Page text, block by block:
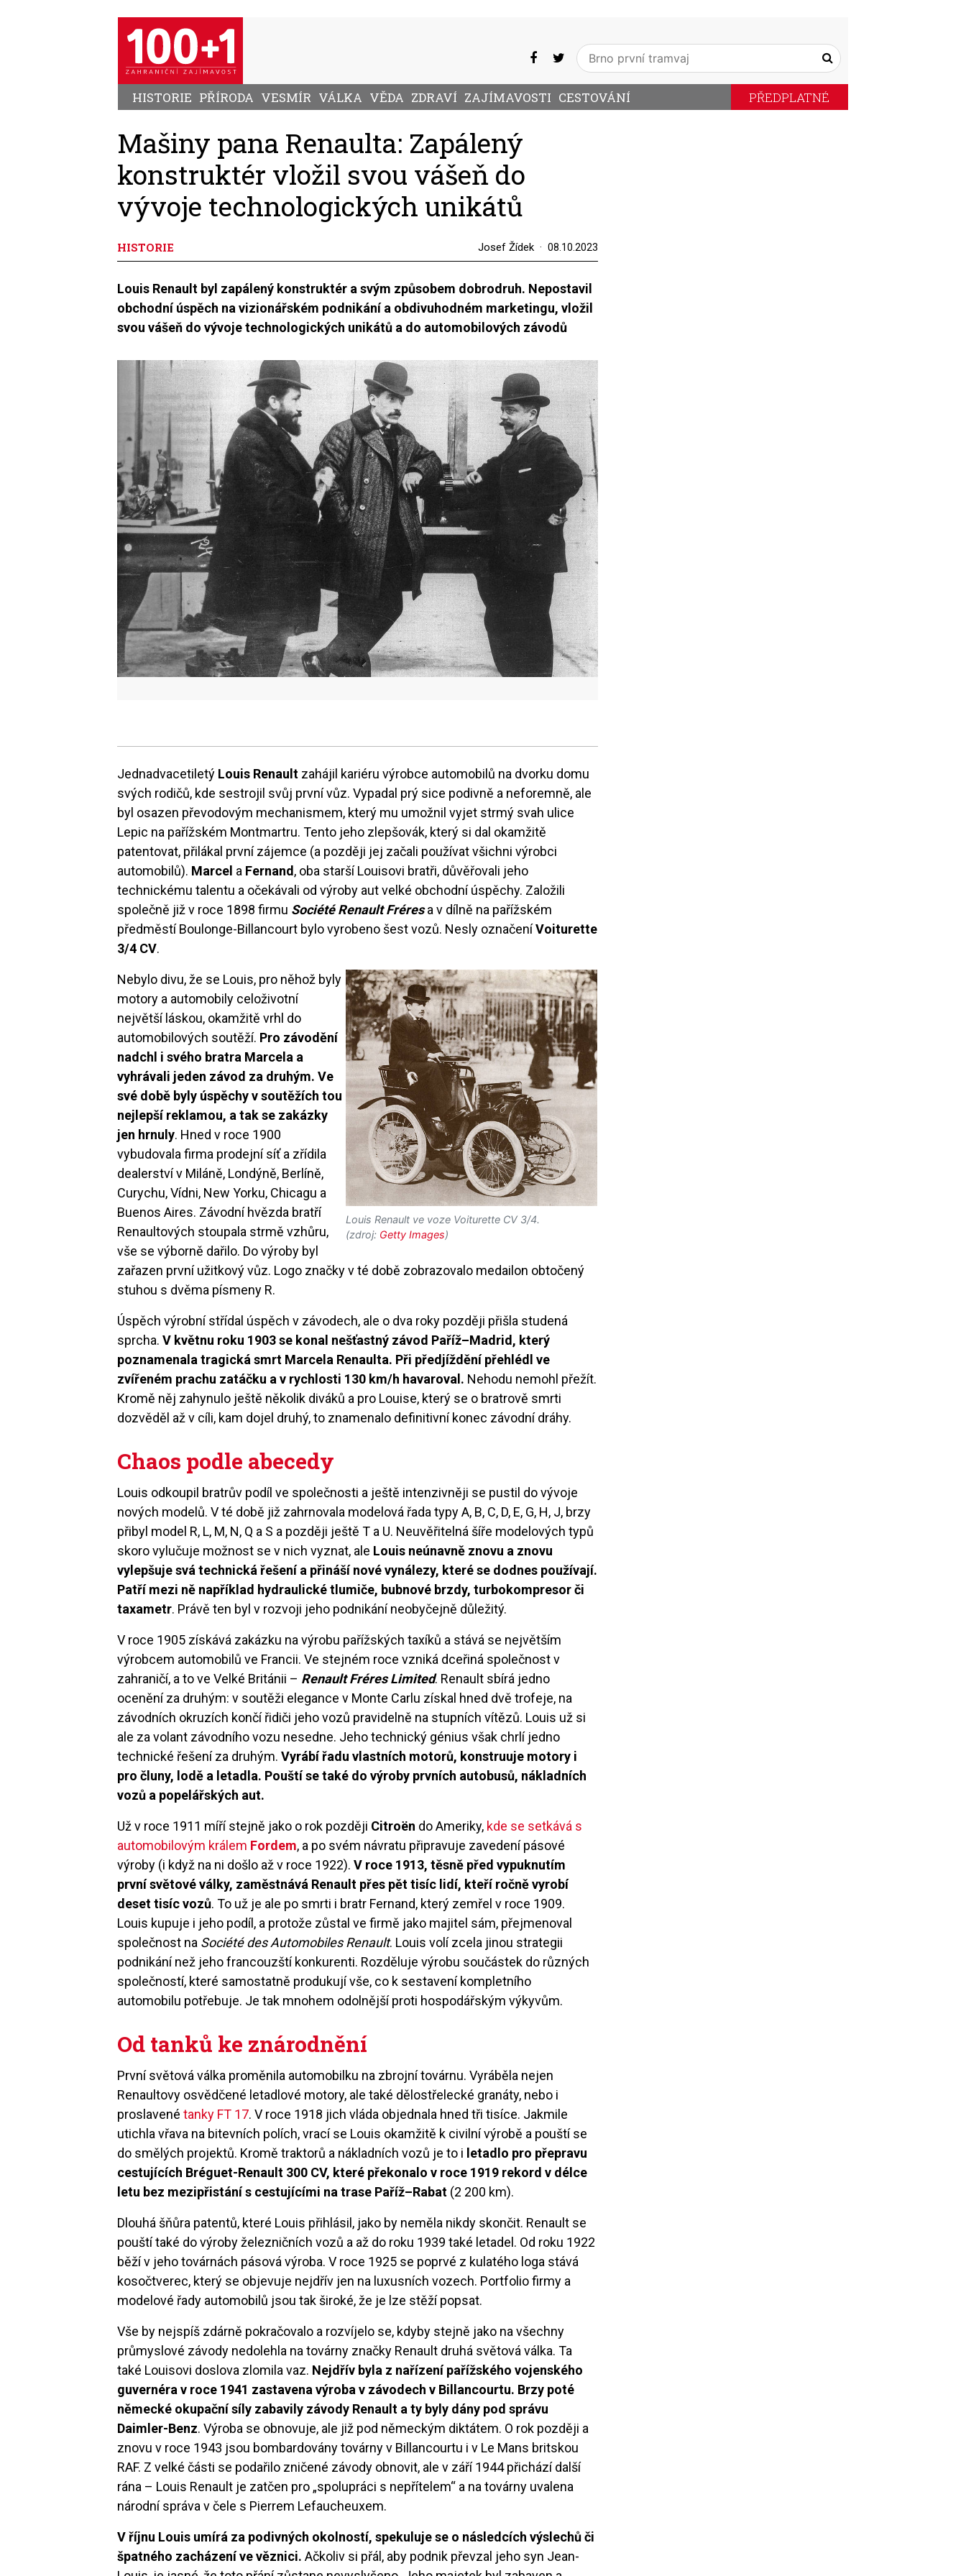
HISTORIE PŘÍRODA VESMÍR VÁLKA VĚDA ZDRAVÍ ZAJÍMAVOSTI CESTOVÁNÍ PŘEDPLATNÉ
Mašiny pana Renaulta: Zapálený
konstruktér vložil svou vášeň do
vývoje technologických unikátů
HISTORIE Josef Žídek 08.10.2023
Louis Renault byl zapálený konstruktér a svým způsobem dobrodruh. Nepostavil
obchodní úspěch na vizionářském podnikání a obdivuhodném marketingu, vložil
svou vášeň do vývoje technologických unikátů a do automobilových závodů
Jednadvacetiletý Louis Renault zahájil kariéru výrobce automobilů na dvorku domu
svých rodičů, kde sestrojil svůj první vůz. Vypadal prý sice podivně a neforemně, ale
byl osazen převodovým mechanismem, který mu umožnil vyjet strmý svah ulice
Lepic na pařížském Montmartru. Tento jeho zlepšovák, který si dal okamžitě
patentovat, přilákal první zájemce (a později jej začali používat všichni výrobci
automobilů). Marcel a Fernand , oba starší Louisovi bratři, důvěřovali jeho
technickému talentu a očekávali od výroby aut velké obchodní úspěchy. Založili
společně již v roce 1898 firmu Société Renault Fréresa v dílně na pařížském
předměstí Boulonge-Billancourt bylo vyrobeno šest vozů. Nesly označeníVoiturette
3/4 CV.
Louis Renault ve voze Voiturette CV 3/4.
(zdroj: Getty Images)
Nebylo divu, že se Louis, pro něhož byly
motory a automobily celoživotní
největší láskou, okamžitě vrhl do
automobilových soutěží. Pro závodění
nadchl i svého bratra Marcela a
vyhrávali jeden závod za druhým. Ve
své době byly úspěchy v soutěžích tou
nejlepší reklamou, a tak se zakázky
jen hrnuly. Hned v roce 1900
vybudovala firma prodejní síť a zřídila
dealerství v Miláně, Londýně, Berlíně,
Curychu, Vídni, New Yorku, Chicagu a
Buenos Aires. Závodní hvězda bratří
Renaultových stoupala strmě vzhůru,
vše se výborně dařilo. Do výroby byl
zařazen první užitkový vůz. Logo značky v té době zobrazovalo medailon obtočený
stuhou s dvěma písmeny R.
Úspěch výrobní střídal úspěch v závodech, ale o dva roky později přišla studená
sprcha.V květnu roku 1903 se konal nešťastný závod Paříž–Madrid, který
poznamenala tragická smrt Marcela Renaulta. Při předjíždění přehlédl ve
zvířeném prachu zatáčku a v rychlosti 130 km/h havaroval. Nehodu nemohl přežít.
Kromě něj zahynulo ještě několik diváků a pro Louise, který se o bratrově smrti
dozvěděl až v cíli, kam dojel druhý, to znamenalo definitivní konec závodní dráhy.
Chaos podle abecedy
Louis odkoupil bratrův podíl ve společnosti a ještě intenzivněji se pustil do vývoje
nových modelů. V té době již zahrnovala modelová řada typy A, B, C, D, E, G, H, J, brzy
přibyl model R, L, M, N, Q a S a později ještě T a U. Neuvěřitelná šíře modelových typů
skoro vylučuje možnost se v nich vyznat, ale Louis neúnavně znovu a znovu
vylepšuje svá technická řešení a přináší nové vynálezy, které se dodnes používají.
Patří mezi ně například hydraulické tlumiče, bubnové brzdy, turbokompresor či
taxametr. Právě ten byl v rozvoji jeho podnikání neobyčejně důležitý.
V roce 1905 získává zakázku na výrobu pařížských taxíků a stává se největším
výrobcem automobilů ve Francii. Ve stejném roce vzniká dceřiná společnost v
zahraničí, a to ve Velké Británii – Renault Fréres Limited. Renault sbírá jedno
ocenění za druhým: v soutěži elegance v Monte Carlu získal hned dvě trofeje, na
závodních okruzích končí řidiči jeho vozů pravidelně na stupních vítězů. Louis už si
ale za volant závodního vozu nesedne. Jeho technický génius však chrlí jedno
technické řešení za druhým.Vyrábí řadu vlastních motorů, konstruuje motory i
pro čluny, lodě a letadla. Pouští se také do výroby prvních autobusů, nákladních
vozů a popelářských aut.
Už v roce 1911 míří stejně jako o rok později Citroën do Ameriky, kde se setkává s
automobilovým králem Fordem, a po svém návratu připravuje zavedení pásové
výroby (i když na ni došlo až v roce 1922).V roce 1913, těsně před vypuknutím
první světové války, zaměstnává Renault přes pět tisíc lidí, kteří ročně vyrobí
deset tisíc vozů. To už je ale po smrti i bratr Fernand, který zemřel v roce 1909.
Louis kupuje i jeho podíl, a protože zůstal ve firmě jako majitel sám, přejmenoval
společnost na Société des Automobiles Renault. Louis volí zcela jinou strategii
podnikání než jeho francouzští konkurenti. Rozděluje výrobu součástek do různých
společností, které samostatně produkují vše, co k sestavení kompletního
automobilu potřebuje. Je tak mnohem odolnější proti hospodářským výkyvům.
Od tanků ke znárodnění
První světová válka proměnila automobilku na zbrojní továrnu. Vyráběla nejen
Renaultovy osvědčené letadlové motory, ale také dělostřelecké granáty, nebo i
proslavenétanky FT 17. V roce 1918 jich vláda objednala hned tři tisíce. Jakmile
utichla vřava na bitevních polích, vrací se Louis okamžitě k civilní výrobě a pouští se
do smělých projektů. Kromě traktorů a nákladních vozů je to i letadlo pro přepravu
cestujících Bréguet-Renault 300 CV, které překonalo v roce 1919 rekord v délce
letu bez mezipřistání s cestujícími na trase Paříž–Rabat (2 200 km).
Dlouhá šňůra patentů, které Louis přihlásil, jako by neměla nikdy skončit. Renault se
pouští také do výroby železničních vozů a až do roku 1939 také letadel. Od roku 1922
běží v jeho továrnách pásová výroba. V roce 1925 se poprvé z kulatého loga stává
kosočtverec, který se objevuje nejdřív jen na luxusních vozech. Portfolio firmy a
modelové řady automobilů jsou tak široké, že je lze stěží popsat.
Vše by nejspíš zdárně pokračovalo a rozvíjelo se, kdyby stejně jako na všechny
průmyslové závody nedolehla na továrny značky Renault druhá světová válka. Ta
také Louisovi doslova zlomila vaz. Nejdřív byla z nařízení pařížského vojenského
guvernéra v roce 1941 zastavena výroba v závodech v Billancourtu. Brzy poté
německé okupační síly zabavily závody Renault a ty byly dány pod správu
Daimler-Benz. Výroba se obnovuje, ale již pod německým diktátem. O rok později a
znovu v roce 1943 jsou bombardovány továrny v Billancourtu i v Le Mans britskou
RAF. Z velké části se podařilo zničené závody obnovit, ale v září 1944 přichází další
rána – Louis Renault je zatčen pro „spolupráci s nepřítelem“ a na továrny uvalena
národní správa v čele s Pierrem Lefaucheuxem.
V říjnu Louis umírá za podivných okolností, spekuluje se o následcích výslechů či
špatného zacházení ve věznici.Ačkoliv si přál, aby podnik převzal jeho syn Jean-